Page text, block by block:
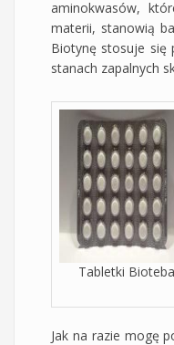
aminokwasów,
materii, stanowią
Biotynę stosuje się
stanach zapalnych
Tabletki
Jak na razie mogę